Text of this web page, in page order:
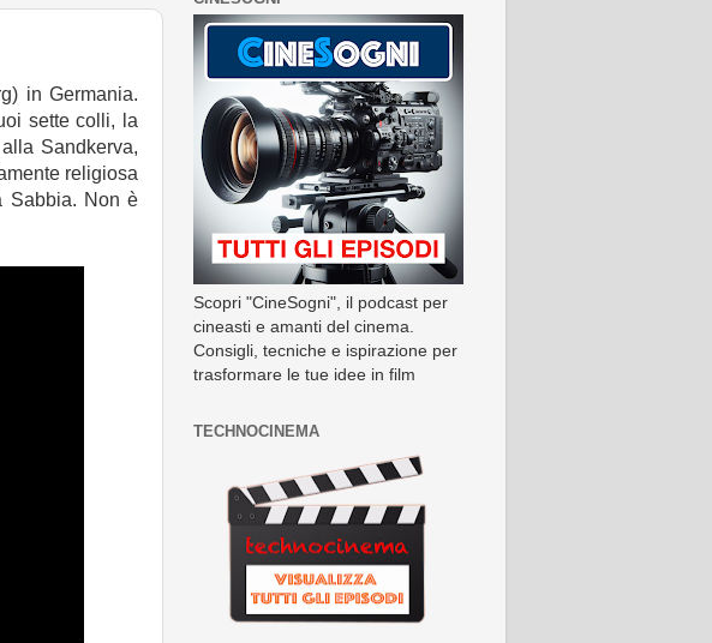
in Germania.
sette colli, la
Sandkerva,
religiosa
Sabbia. Non è
Scopri "CineSogni", il podcast per
cineasti e amanti del cinema.
Consigli, tecniche e ispirazione per
trasformare le tue idee in film
TECHNOCINEMA